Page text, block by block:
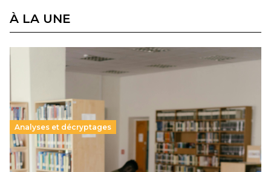
À LA UNE
Analyses et décryptages
Supérieur privé : une dérive qui met à mal la